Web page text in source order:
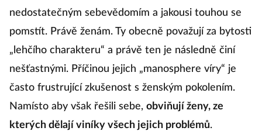
nedostatečným sebevědomím a jakousi touhou se
pomstít. Právě ženám. Ty obecně považují za bytosti
„lehčího charakteru“ a právě ten je následně činí
nešťastnými. Příčinou jejich „manosphere víry“ je
často frustrující zkušenost s ženským pokolením.
Namísto aby však řešili sebe, obviňují ženy, ze
kterých dělají viníky všech jejich problémů.